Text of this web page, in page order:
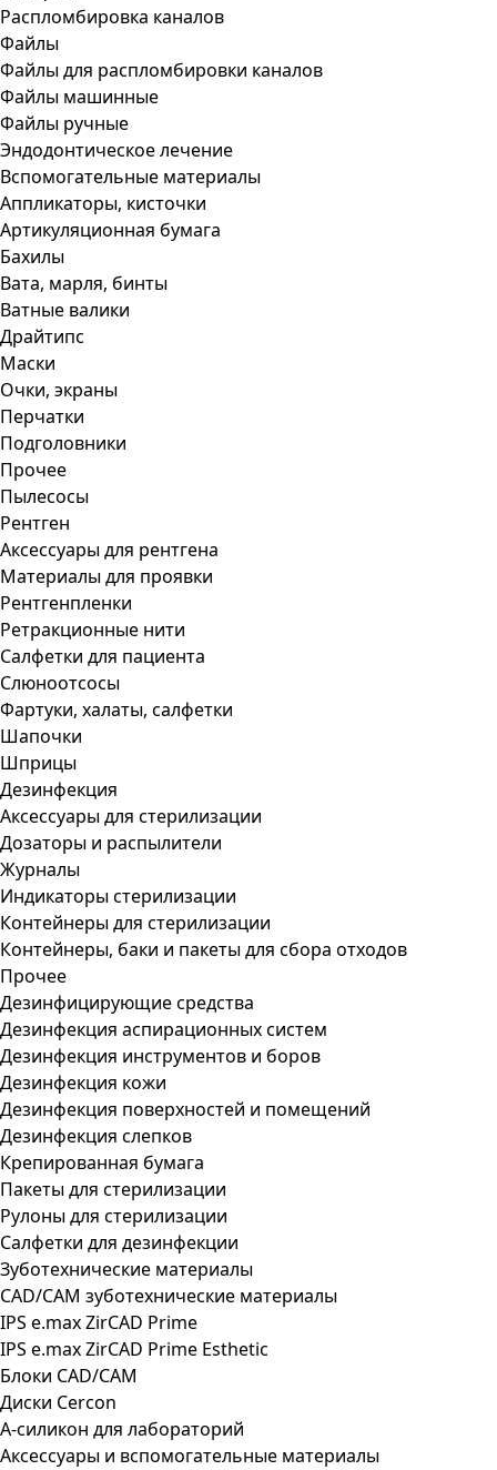
Распломбировка каналов
Файлы
Файлы для распломбировки каналов
Файлы машинные
Файлы ручные
Эндодонтическое лечение
Вспомогательные материалы
Аппликаторы, кисточки
Артикуляционная бумага
Бахилы
Вата, марля, бинты
Ватные валики
Драйтипс
Маски
Очки, экраны
Перчатки
Подголовники
Прочее
Пылесосы
Рентген
Аксессуары для рентгена
Материалы для проявки
Рентгенпленки
Ретракционные нити
Салфетки для пациента
Слюноотсосы
Фартуки, халаты, салфетки
Шапочки
Шприцы
Дезинфекция
Аксессуары для стерилизации
Дозаторы и распылители
Журналы
Индикаторы стерилизации
Контейнеры для стерилизации
Контейнеры, баки и пакеты для сбора отходов
Прочее
Дезинфицирующие средства
Дезинфекция аспирационных систем
Дезинфекция инструментов и боров
Дезинфекция кожи
Дезинфекция поверхностей и помещений
Дезинфекция слепков
Крепированная бумага
Пакеты для стерилизации
Рулоны для стерилизации
Салфетки для дезинфекции
Зуботехнические материалы
CAD/CAM зуботехнические материалы
IPS e.max ZirCAD Prime
IPS e.max ZirCAD Prime Esthetic
Блоки CAD/CAM
Диски Cercon
А-силикон для лабораторий
Аксессуары и вспомогательные материалы